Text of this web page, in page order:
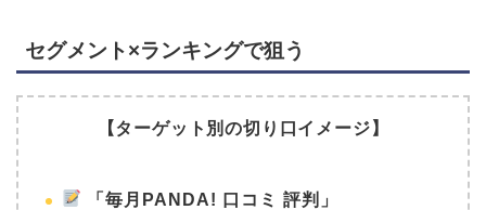
セグメント×ランキングで狙う
【ターゲット別の切り口イメージ】
「毎月PANDA! 口コミ 評判」